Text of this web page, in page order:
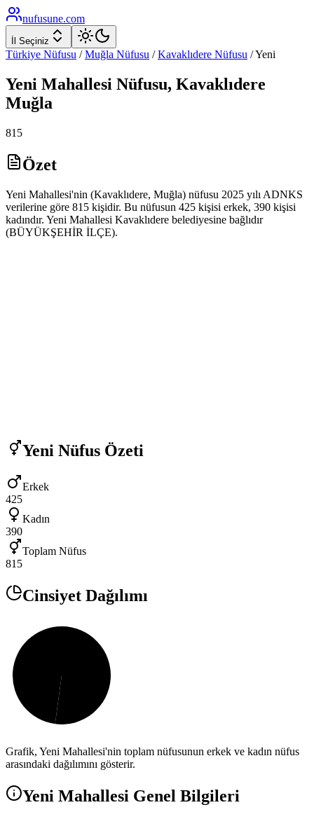
nufusune.com
İl Seçiniz
Türkiye Nüfusu / Muğla Nüfusu / Kavaklıdere Nüfusu /Yeni
Yeni Mahallesi Nüfusu, Kavaklıdere
Muğla
815
Özet
Yeni Mahallesi'nin (Kavaklıdere, Muğla) nüfusu 2025 yılı ADNKS
verilerine göre 815 kişidir. Bu nüfusun 425 kişisi erkek, 390 kişisi
kadındır. Yeni Mahallesi Kavaklıdere belediyesine bağlıdır
(BÜYÜKŞEHİR İLÇE).
Yeni Nüfus Özeti
Erkek
425
Kadın
390
Toplam Nüfus
815
Cinsiyet Dağılımı
Grafik, Yeni Mahallesi'nin toplam nüfusunun erkek ve kadın nüfus
arasındaki dağılımını gösterir.
Yeni Mahallesi Genel Bilgileri